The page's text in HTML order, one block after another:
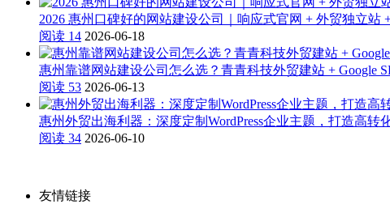
2026 惠州口碑好的网站建设公司｜响应式官网 + 外贸独立站
阅读 14 2026-06-18
惠州靠谱网站建设公司怎么选？青青科技外贸建站 + Google
阅读 53 2026-06-13
惠州外贸出海利器：深度定制WordPress企业主题，打造高转
阅读 34 2026-06-10
友情链接